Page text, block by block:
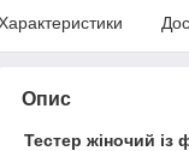
Опис
Тестер жіночий